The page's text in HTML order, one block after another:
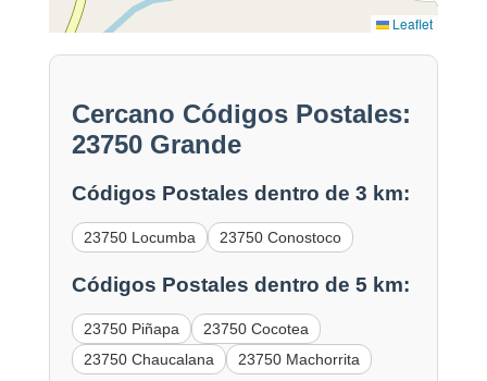
Leaflet
Cercano Códigos Postales:
23750 Grande
Códigos Postales dentro de 3 km:
23750 Locumba 23750 Conostoco
Códigos Postales dentro de 5 km:
23750 Piñapa
23750 Cocotea
23750 Chaucalana
23750 Machorrita